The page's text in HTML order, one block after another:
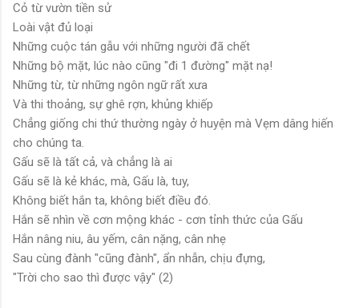
Cỏ từ vườn tiền sử
Loài vật đủ loại
Những cuộc tán gẫu với những người đã chết
Những bộ mặt, lúc nào cũng "đi 1 đường" mặt nạ!
Những từ, từ những ngôn ngữ rất xưa
Và thi thoảng, sự ghê rợn, khủng khiếp
Chẳng giống chi thứ thường ngày ở huyện mà Vẹm dâng hiến
cho chúng ta.
Gấu sẽ là tất cả, và chẳng là ai
Gấu sẽ là kẻ khác, mà, Gấu là, tuy,
Không biết hắn ta, không biết điều đó.
Hắn sẽ nhìn về cơn mộng khác - cơn tỉnh thức của Gấu
Hắn nâng niu, âu yếm, cân nặng, cân nhẹ
Sau cùng đành "cũng đành", ẩn nhẫn, chịu đựng,
"Trời cho sao thì được vậy" (2)